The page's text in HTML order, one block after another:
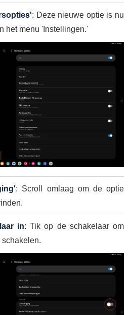
: Deze nieuwe optie is nu
het menu 'Instellingen.'
: Scroll omlaag om de optie
in: Tik op de schakelaar om